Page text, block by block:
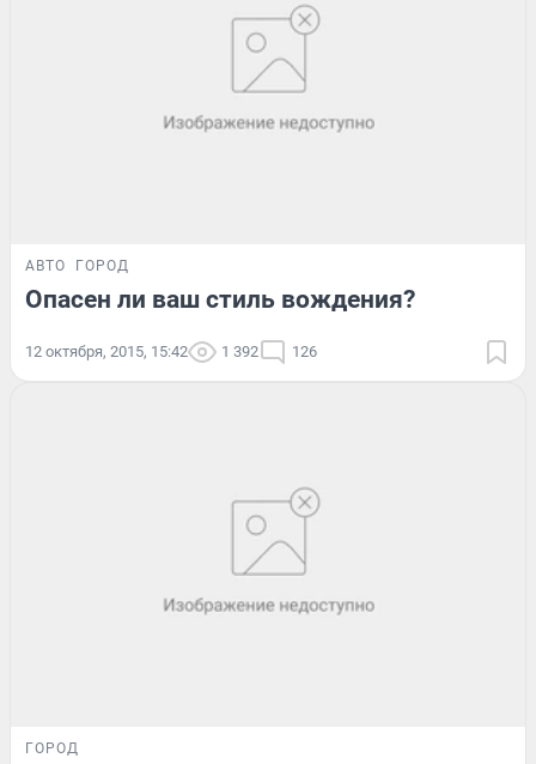
АВТО ГОРОД
Опасен ли ваш стиль вождения?
12 октября, 2015, 15:42 1 392 126
ГОРОД